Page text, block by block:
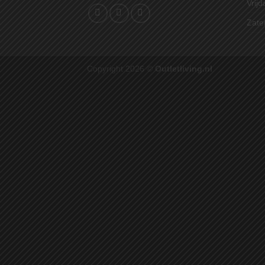
Copyright 2026 © Outletliving.nl